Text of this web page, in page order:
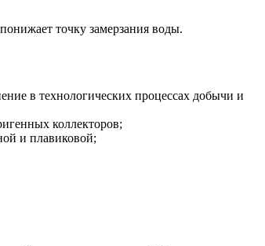
точку замерзания воды.
в технологических процессах добычи и
коллекторов;
и плавиковой;